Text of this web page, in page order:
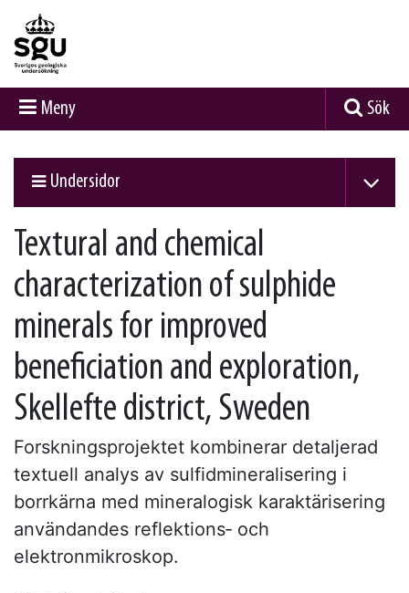
Meny Sök
Undersidor
Textural and chemical
characterization of sulphide
minerals for improved
beneficiation and exploration,
Skellefte district, Sweden
Forskningsprojektet kombinerar detaljerad
textuell analys av sulfidmineralisering i
borrkärna med mineralogisk karaktärisering
användandes reflektions‐ och
elektronmikroskop.